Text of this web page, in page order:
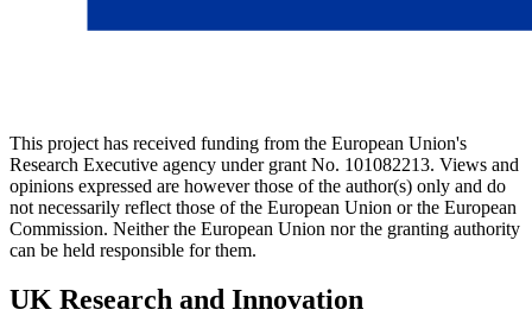
This project has received funding from the European Union's
Research Executive agency under grant No. 101082213. Views and
opinions expressed are however those of the author(s) only and do
not necessarily reflect those of the European Union or the European
Commission. Neither the European Union nor the granting authority
can be held responsible for them.
UK Research and Innovation